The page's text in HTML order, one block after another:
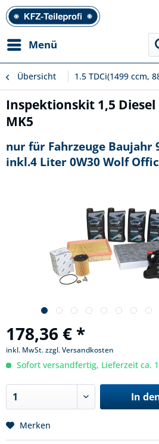
Menü
Übersicht 1.5 TDCi(1499 ccm,
Inspektionskit 1,5
MK5
nur für Fahrzeuge Baujahr
inkl.4 Liter 0W30 Wolf
178,36 € *
inkl. MwSt.zzgl. Versandkosten
Sofort versandfertig, Lieferzeit ca.
In
Merken